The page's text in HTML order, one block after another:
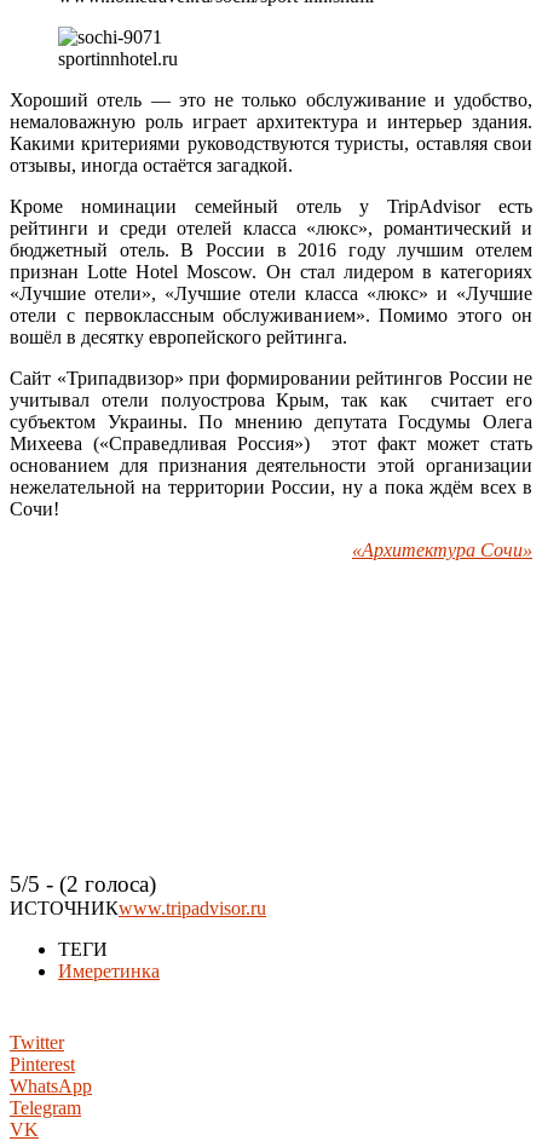
sportinnhotel.ru
Хороший отель — это не только обслуживание и удобство,
немаловажную роль играет архитектура и интерьер здания.
Какими критериями руководствуются туристы, оставляя свои
отзывы, иногда остаётся загадкой.
Кроме номинации семейный отель у TripAdvisor есть
рейтинги и среди отелей класса «люкс», романтический и
бюджетный отель. В России в 2016 году лучшим отелем
признан Lotte Hotel Moscow. Он стал лидером в категориях
«Лучшие отели», «Лучшие отели класса «люкс» и «Лучшие
отели с первоклассным обслуживанием». Помимо этого он
вошёл в десятку европейского рейтинга.
Сайт «Трипадвизор» при формировании рейтингов России не
учитывал отели полуострова Крым, так как считает его
субъектом Украины. По мнению депутата Госдумы Олега
Михеева («Справедливая Россия») этот факт может стать
основанием для признания деятельности этой организации
нежелательной на территории России, ну а пока ждём всех в
Сочи!
«Архитектура Сочи»
5/5 - (2 голоса)
ИСТОЧНИКwww.tripadvisor.ru
ТЕГИ
Имеретинка
Twitter
Pinterest
WhatsApp
Telegram
VK